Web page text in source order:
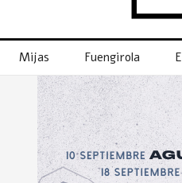
Mijas Fuengirola